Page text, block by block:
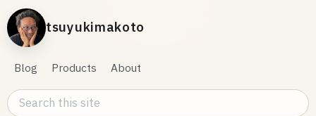
tsuyukimakoto
Blog Products About